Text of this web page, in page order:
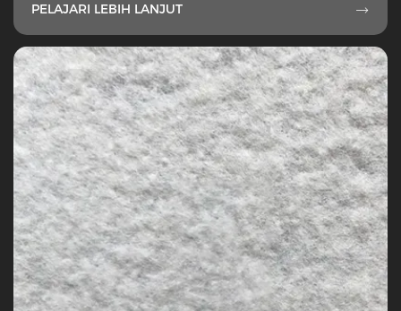
PELAJARI LEBIH LANJUT 